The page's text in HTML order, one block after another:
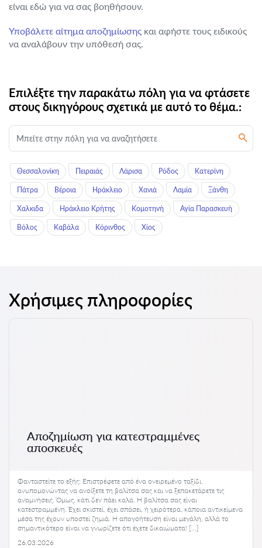
είναι εδώ για να σας βοηθήσουν.
Υποβάλετε αίτημα αποζημίωσης και αφήστε τους ειδικούς
να αναλάβουν την υπόθεσή σας.
Επιλέξτε την παρακάτω πόλη για να φτάσετε
στους δικηγόρους σχετικά με αυτό το θέμα.:
Θεσσαλονίκη Πειραιάς Λάρισα Ρόδος Κατερίνη
Πάτρα Βέροια Ηράκλειο Χανιά Λαμία Ξάνθη
Χαλκιδα Ηράκλειο Κρήτης Κομοτηνή Αγία Παρασκευή
Βόλος Καβάλα Κόρινθος Χίος
Χρήσιμες πληροφορίες
Αποζημίωση για κατεστραμμένες
αποσκευές
Φανταστείτε το εξής: Επιστρέφετε από ένα ονειρεμένο ταξίδι,
ανυπομονώντας να ανοίξετε τη βαλίτσα σας και να ξεπακετάρετε τις
αναμνήσεις. Όμως, κάτι δεν πάει καλά. Η βαλίτσα σας είναι
κατεστραμμένη. Έχει σκιστεί, έχει σπάσει, ή χειρότερα, κάποια αντικείμενα
μέσα της έχουν υποστεί ζημιά. Η απογοήτευση είναι μεγάλη, αλλά το
σημαντικότερο είναι να γνωρίζετε ότι έχετε δικαιώματα! […]
26.03.2026